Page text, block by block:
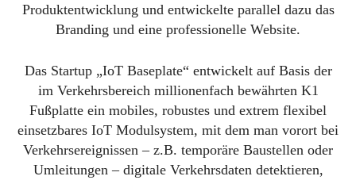
Produktentwicklung und entwickelte parallel dazu das
Branding und eine professionelle Website.
Das Startup „IoT Baseplate“ entwickelt auf Basis der
im Verkehrsbereich millionenfach bewährten K1
Fußplatte ein mobiles, robustes und extrem flexibel
einsetzbares IoT Modulsystem, mit dem man vorort bei
Verkehrsereignissen – z.B. temporäre Baustellen oder
Umleitungen – digitale Verkehrsdaten detektieren,